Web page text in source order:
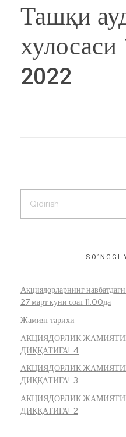
Ташқи
2022
SO’NGGI
Акциядорларнинг
27 март куни соат 11.00да
Жамият тарихи
АКЦИЯДОРЛИК
ДИҚҚАТИГА! 4
АКЦИЯДОРЛИК
ДИҚҚАТИГА! 3
АКЦИЯДОРЛИК
ДИҚҚАТИГА! 2